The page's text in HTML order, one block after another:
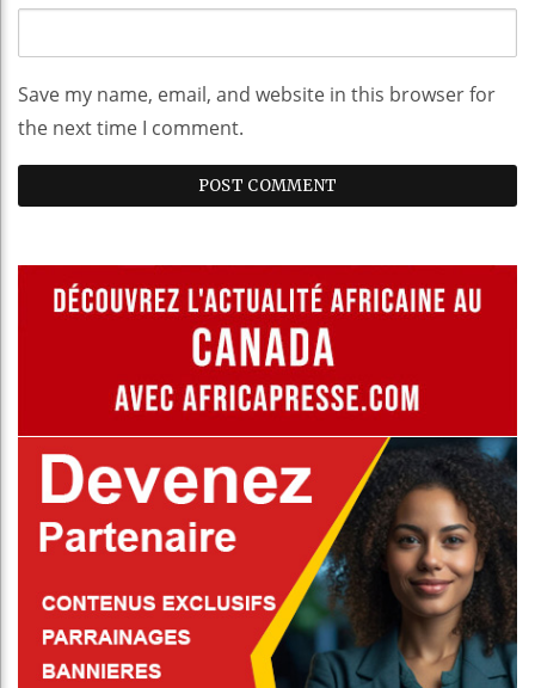
Save my name, email, and website in this browser for
the next time I comment.